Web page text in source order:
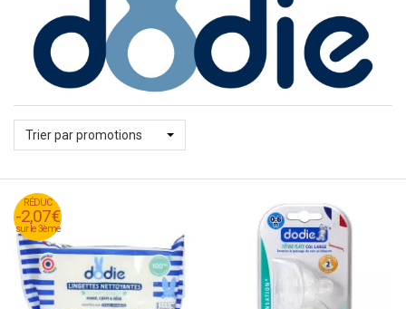
Trier par promotions
RÉDUC
-2,07€
sur le 3ème
RÉDUC
-2,07€
sur le 3ème